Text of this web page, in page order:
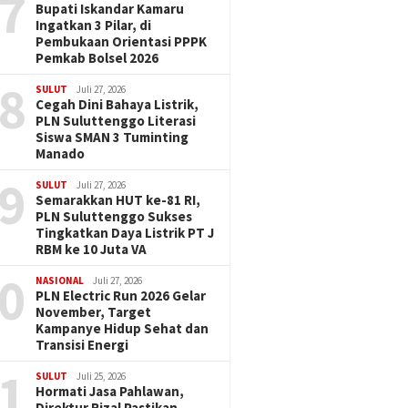
Bupati Iskandar Kamaru
Ingatkan 3 Pilar, di
Pembukaan Orientasi PPPK
Pemkab Bolsel 2026
SULUT Juli 27, 2026
Cegah Dini Bahaya Listrik,
PLN Suluttenggo Literasi
Siswa SMAN 3 Tuminting
Manado
SULUT Juli 27, 2026
Semarakkan HUT ke-81 RI,
PLN Suluttenggo Sukses
Tingkatkan Daya Listrik PT J
RBM ke 10 Juta VA
NASIONAL Juli 27, 2026
PLN Electric Run 2026 Gelar
November, Target
Kampanye Hidup Sehat dan
Transisi Energi
SULUT Juli 25, 2026
Hormati Jasa Pahlawan,